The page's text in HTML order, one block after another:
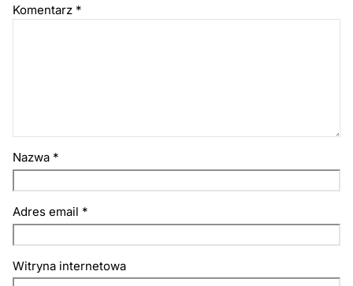
Komentarz *
Nazwa *
Adres email *
Witryna internetowa